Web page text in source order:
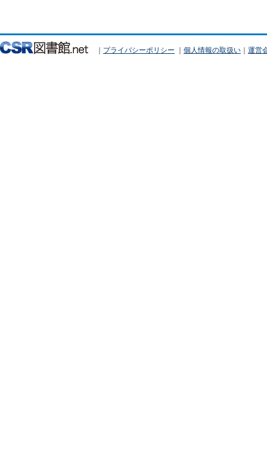
｜ プライバシーポリシー ｜ 個人情報の取扱い ｜ 運営